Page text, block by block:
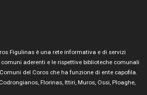
Figulinas è una rete informativa e di servizi
aderenti e le rispettive biblioteche comunali
del Coros che ha funzione di ente capofila.
Florinas, Ittiri, Muros, Ossi, Ploaghe,